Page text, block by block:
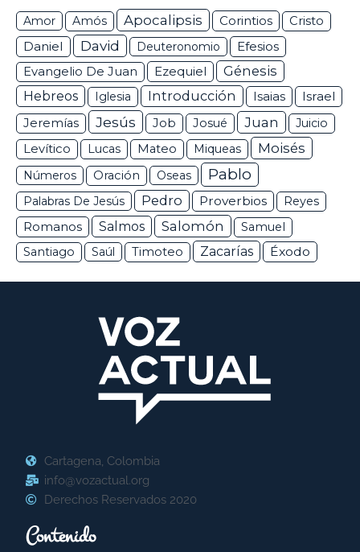
Amor Amós Apocalipsis Corintios Cristo
Daniel David Deuteronomio Efesios
Evangelio De Juan Ezequiel
Génesis
Hebreos
Iglesia Introducción Isaias Israel
Jeremías Jesús Job Josué Juan
Juicio
Levítico
Lucas Mateo Miqueas Moisés
Números Oración Oseas Pablo
Palabras De Jesús Pedro Proverbios Reyes
Romanos Salmos Salomón
Samuel
Santiago
Saúl Timoteo Zacarías Éxodo
Cartagena, Colombia
info@vozactual.org
Derechos Reservados 2020
Contenido